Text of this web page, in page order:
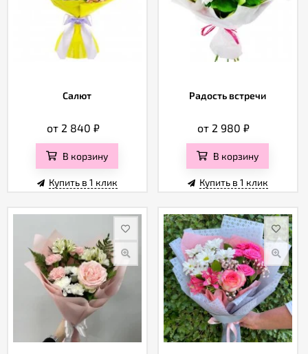
Салют
от 2 840 ₽
В корзину
Купить в 1 клик
Радость встречи
от 2 980₽
В корзину
Купить в 1 клик